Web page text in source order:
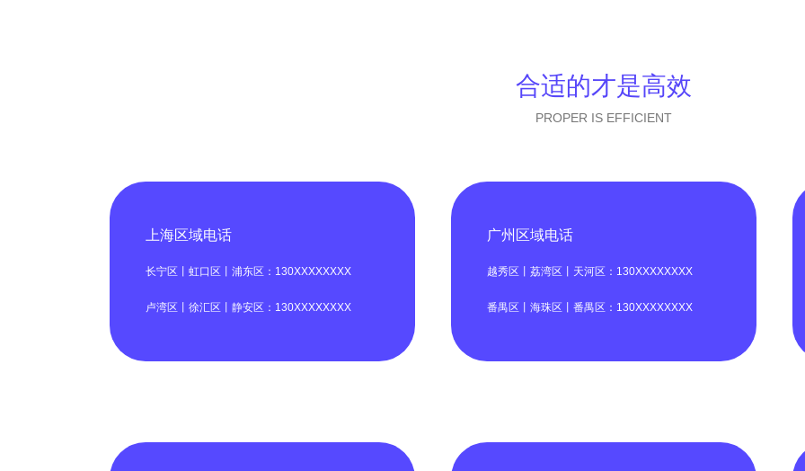
合适的才是高效
PROPER IS EFFICIENT
上海区域电话
长宁区丨虹口区丨浦东区：130XXXXXXXX
卢湾区丨徐汇区丨静安区：130XXXXXXXX
广州区域电话
越秀区丨荔湾区丨天河区：130XXXXXXXX
番禺区丨海珠区丨番禺区：130XXXXXXXX